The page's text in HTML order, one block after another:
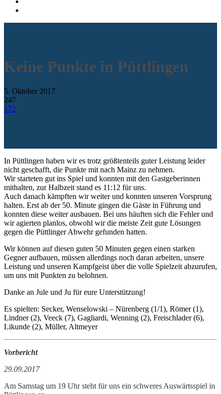
Keine Punkte in Püttlingen
5. Oktober 2017
247
172
In Püttlingen haben wir es trotz größtenteils guter Leistung leider
nicht geschafft, die Punkte mit nach Mainz zu nehmen.
Wir starteten gut ins Spiel und konnten mit den Gastgeberinnen
mithalten, zur Halbzeit stand es 11:12 für uns.
Auch danach kämpften wir weiter und konnten unseren Vorsprung
halten. Erst ab der 50. Minute gingen die Gäste in Führung und
konnten diese weiter ausbauen. Bei uns häuften sich die Fehler und
wir agierten planlos, obwohl wir die meiste Zeit gute Lösungen
gegen die Püttlinger Abwehr gefunden hatten.
Wir können auf diesen guten 50 Minuten gegen einen starken
Gegner aufbauen, müssen allerdings noch daran arbeiten, unsere
Leistung und unseren Kampfgeist über die volle Spielzeit abzurufen,
um uns mit Punkten zu belohnen.
Danke an Jule und Ju für eure Unterstützung!
Es spielten: Secker, Wenselowski – Nürenberg (1/1), Römer (1),
Lindner (2), Veeck (7), Gagliardi, Wenning (2), Freischlader (6),
Likunde (2), Müller, Altmeyer
Vorbericht
29.09.2017
Am Samstag um 19 Uhr steht für uns ein schweres Auswärtsspiel in